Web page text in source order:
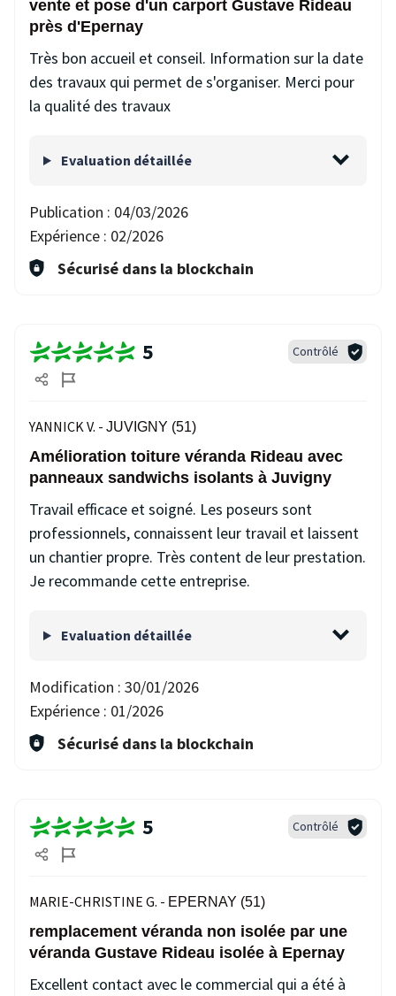
vente et pose d'un carport Gustave Rideau
près d'Epernay
Très bon accueil et conseil. Information sur la date
des travaux qui permet de s'organiser. Merci pour
la qualité des travaux
Evaluation détaillée
Publication : 04/03/2026
Expérience : 02/2026
Sécurisé dans la blockchain
5 Contrôlé
YANNICK V. - JUVIGNY (51)
Amélioration toiture véranda Rideau avec
panneaux sandwichs isolants à Juvigny
Travail efficace et soigné. Les poseurs sont
professionnels, connaissent leur travail et laissent
un chantier propre. Très content de leur prestation.
Je recommande cette entreprise.
Evaluation détaillée
Modification : 30/01/2026
Expérience : 01/2026
Sécurisé dans la blockchain
5 Contrôlé
MARIE-CHRISTINE G. - EPERNAY (51)
remplacement véranda non isolée par une
véranda Gustave Rideau isolée à Epernay
Excellent contact avec le commercial qui a été à